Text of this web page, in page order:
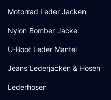
Motorrad Leder Jacken
Nylon Bomber Jacke
U-Boot Leder Mantel
Jeans Lederjacken & Hosen
Lederhosen